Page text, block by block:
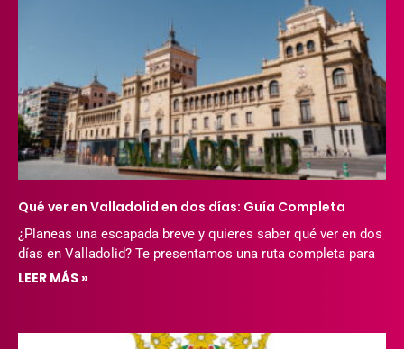
Qué ver en Valladolid en dos días: Guía Completa
¿Planeas una escapada breve y quieres saber qué ver en dos
días en Valladolid? Te presentamos una ruta completa para
LEER MÁS »